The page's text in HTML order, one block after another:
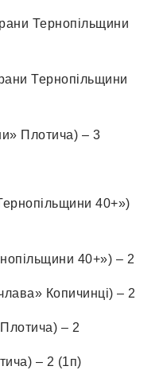
Тернопільщини
Тернопільщини
Плотича) – 3
40+»)
40+») – 2
Копичинці) – 2
– 2
– 2 (1п)